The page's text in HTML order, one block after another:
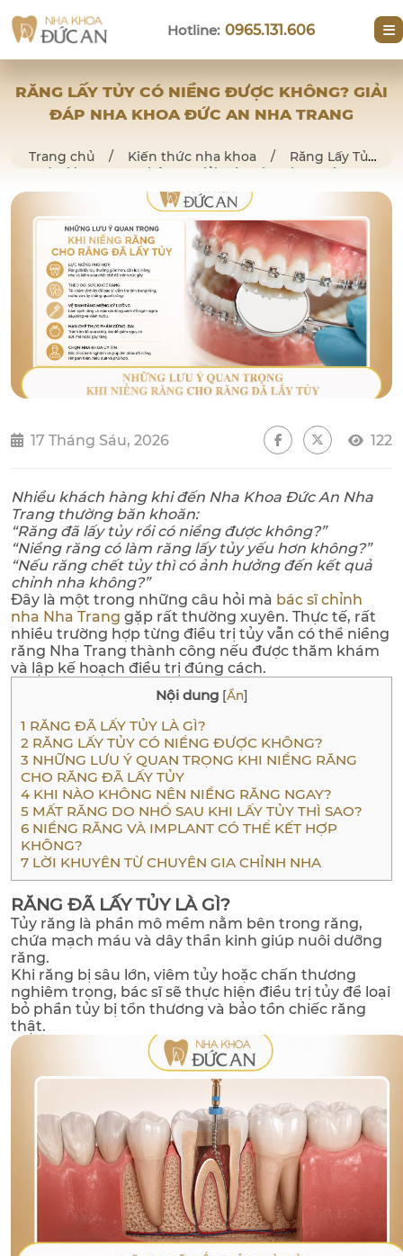
Hotline: 0965.131.606
RĂNG LẤY TỦY CÓ NIỀNG ĐƯỢC KHÔNG? GIẢI
ĐÁP NHA KHOA ĐỨC AN NHA TRANG
Trang chủ / Kiến thức nha khoa /
Răng Lấy Tủy
Có Niềng Được Không? Giải Đáp Nha Khoa Đức An
Nha Trang
17 Tháng Sáu, 2026 122
Nhiều khách hàng khi đến Nha Khoa Đức An Nha
Trang thường băn khoăn:
“Răng đã lấy tủy rồi có niềng được không?”
“Niềng răng có làm răng lấy tủy yếu hơn không?”
“Nếu răng chết tủy thì có ảnh hưởng đến kết quả
chỉnh nha không?”
Đây là một trong những câu hỏi mà bác sĩ chỉnh
nha Nha Trang gặp rất thường xuyên. Thực tế, rất
nhiều trường hợp từng điều trị tủy vẫn có thể niềng
răng Nha Trang thành công nếu được thăm khám
và lập kế hoạch điều trị đúng cách.
Nội dung [Ẩn]
1 RĂNG ĐÃ LẤY TỦY LÀ GÌ?
2 RĂNG LẤY TỦY CÓ NIỀNG ĐƯỢC KHÔNG?
3 NHỮNG LƯU Ý QUAN TRỌNG KHI NIỀNG RĂNG
CHO RĂNG ĐÃ LẤY TỦY
4 KHI NÀO KHÔNG NÊN NIỀNG RĂNG NGAY?
5 MẤT RĂNG DO NHỔ SAU KHI LẤY TỦY THÌ SAO?
6 NIỀNG RĂNG VÀ IMPLANT CÓ THỂ KẾT HỢP
KHÔNG?
7 LỜI KHUYÊN TỪ CHUYÊN GIA CHỈNH NHA
RĂNG ĐÃ LẤY TỦY LÀ GÌ?
Tủy răng là phần mô mềm nằm bên trong răng,
chứa mạch máu và dây thần kinh giúp nuôi dưỡng
răng.
Khi răng bị sâu lớn, viêm tủy hoặc chấn thương
nghiêm trọng, bác sĩ sẽ thực hiện điều trị tủy để loại
bỏ phần tủy bị tổn thương và bảo tồn chiếc răng
thật.